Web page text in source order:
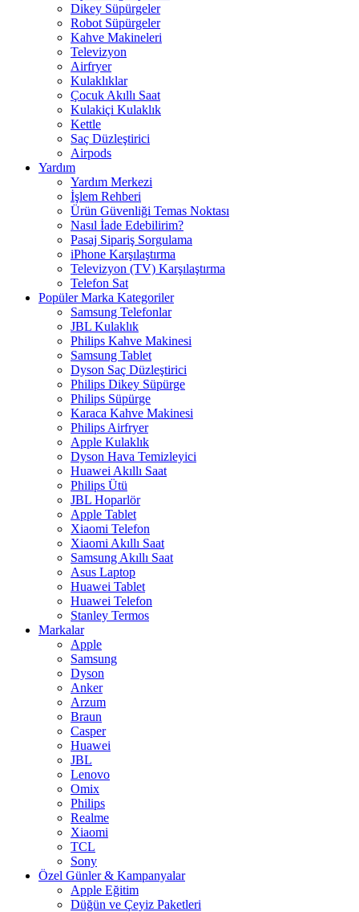
Dikey Süpürgeler
Robot Süpürgeler
Kahve Makineleri
Televizyon
Airfryer
Kulaklıklar
Çocuk Akıllı Saat
Kulakiçi Kulaklık
Kettle
Saç Düzleştirici
Airpods
Yardım
Yardım Merkezi
İşlem Rehberi
Ürün Güvenliği Temas Noktası
Nasıl İade Edebilirim?
Pasaj Sipariş Sorgulama
iPhone Karşılaştırma
Televizyon (TV) Karşılaştırma
Telefon Sat
Popüler Marka Kategoriler
Samsung Telefonlar
JBL Kulaklık
Philips Kahve Makinesi
Samsung Tablet
Dyson Saç Düzleştirici
Philips Dikey Süpürge
Philips Süpürge
Karaca Kahve Makinesi
Philips Airfryer
Apple Kulaklık
Dyson Hava Temizleyici
Huawei Akıllı Saat
Philips Ütü
JBL Hoparlör
Apple Tablet
Xiaomi Telefon
Xiaomi Akıllı Saat
Samsung Akıllı Saat
Asus Laptop
Huawei Tablet
Huawei Telefon
Stanley Termos
Markalar
Apple
Samsung
Dyson
Anker
Arzum
Braun
Casper
Huawei
JBL
Lenovo
Omix
Philips
Realme
Xiaomi
TCL
Sony
Özel Günler & Kampanyalar
Apple Eğitim
Düğün ve Çeyiz Paketleri